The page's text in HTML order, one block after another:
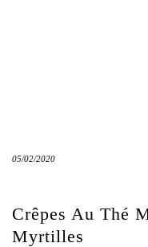
05/02/2020
Crêpes Au Thé
Myrtilles